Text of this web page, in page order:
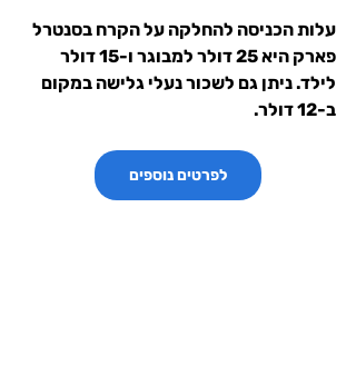
עלות הכניסה להחלקה על הקרח בסנטרל
פארק היא 25 דולר למבוגר ו-15 דולר
לילד. ניתן גם לשכור נעלי גלישה במקום
ב-12 דולר.
לפרטים נוספים